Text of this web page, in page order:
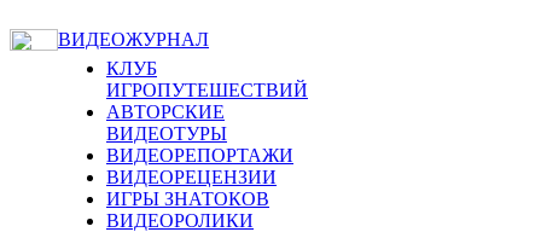
ВИДЕОЖУРНАЛ
КЛУБ
ИГРОПУТЕШЕСТВИЙ
АВТОРСКИЕ
ВИДЕОТУРЫ
ВИДЕОРЕПОРТАЖИ
ВИДЕОРЕЦЕНЗИИ
ИГРЫ ЗНАТОКОВ
ВИДЕОРОЛИКИ